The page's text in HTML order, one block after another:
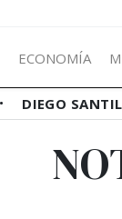
ECONOMÍA
DIEGO